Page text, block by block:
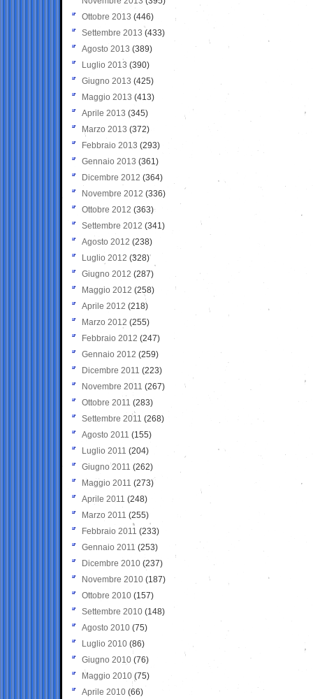
Ottobre 2013 (446)
Settembre 2013 (433)
Agosto 2013 (389)
Luglio 2013 (390)
Giugno 2013 (425)
Maggio 2013 (413)
Aprile 2013 (345)
Marzo 2013 (372)
Febbraio 2013 (293)
Gennaio 2013 (361)
Dicembre 2012 (364)
Novembre 2012 (336)
Ottobre 2012 (363)
Settembre 2012 (341)
Agosto 2012 (238)
Luglio 2012 (328)
Giugno 2012 (287)
Maggio 2012 (258)
Aprile 2012 (218)
Marzo 2012 (255)
Febbraio 2012 (247)
Gennaio 2012 (259)
Dicembre 2011 (223)
Novembre 2011 (267)
Ottobre 2011 (283)
Settembre 2011 (268)
Agosto 2011 (155)
Luglio 2011 (204)
Giugno 2011 (262)
Maggio 2011 (273)
Aprile 2011 (248)
Marzo 2011 (255)
Febbraio 2011 (233)
Gennaio 2011 (253)
Dicembre 2010 (237)
Novembre 2010 (187)
Ottobre 2010 (157)
Settembre 2010 (148)
Agosto 2010 (75)
Luglio 2010 (86)
Giugno 2010 (76)
Maggio 2010 (75)
Aprile 2010 (66)